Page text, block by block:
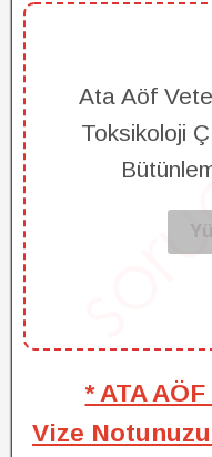
Ata Aöf
Toksikoloji
* ATA
Vize